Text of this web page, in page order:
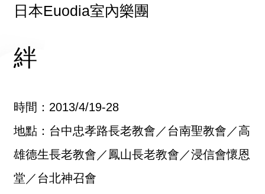
日本Euodia室內樂團
絆
時間：2013/4/19-28
地點：台中忠孝路長老教會／台南聖教會／高
雄德生長老教會／鳳山長老教會／浸信會懷恩
堂／台北神召會